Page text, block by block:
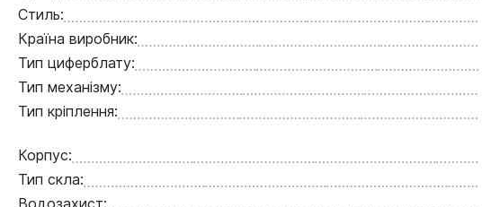
Стиль:
Країна виробник:
Тип циферблату:
Тип механізму:
Тип кріплення:
Корпус:
Тип скла:
Водозахист: